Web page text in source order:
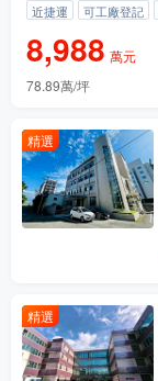
近捷運 可工廠登記
8,988 萬元
78.89萬/坪
精選
精選